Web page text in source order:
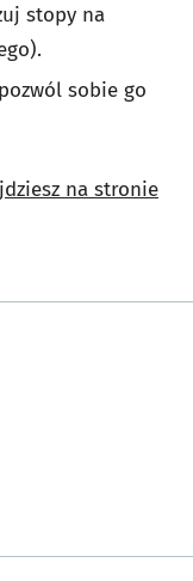
stopy na
sobie go
na stronie